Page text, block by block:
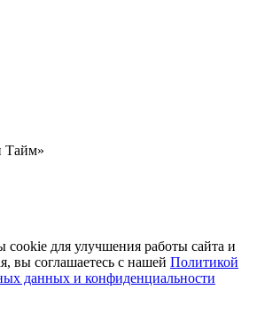
Тайм»
для улучшения работы сайта и
вы соглашаетесь с нашей Политикой
данных и конфиденциальности